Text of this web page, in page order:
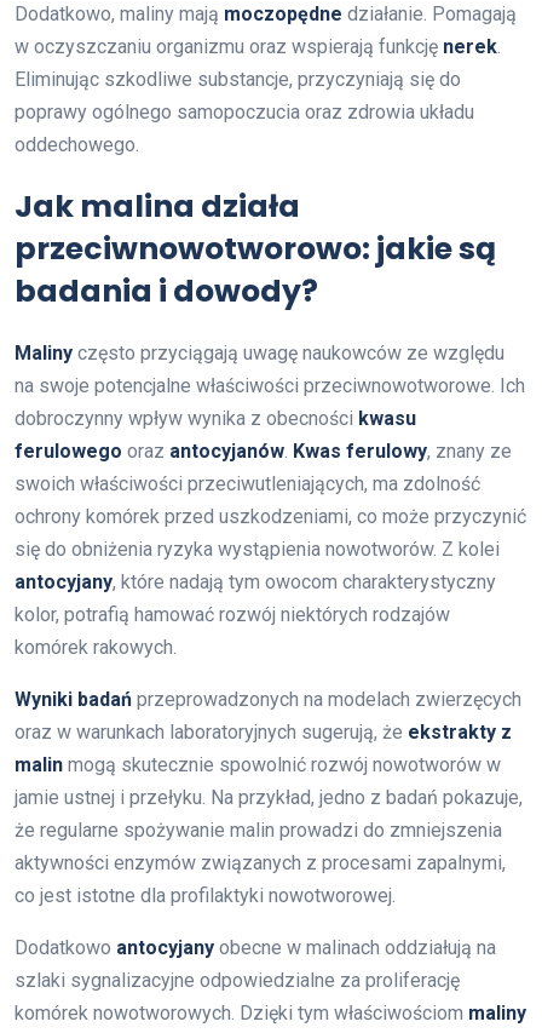
Dodatkowo, maliny mają moczopędne działanie. Pomagają
w oczyszczaniu organizmu oraz wspierają funkcję nerek.
Eliminując szkodliwe substancje, przyczyniają się do
poprawy ogólnego samopoczucia oraz zdrowia układu
oddechowego.
Jak malina działa
przeciwnowotworowo: jakie są
badania i dowody?
Maliny często przyciągają uwagę naukowców ze względu
na swoje potencjalne właściwości przeciwnowotworowe. Ich
dobroczynny wpływ wynika z obecności kwasu
ferulowego oraz antocyjanów. Kwas ferulowy, znany ze
swoich właściwości przeciwutleniających, ma zdolność
ochrony komórek przed uszkodzeniami, co może przyczynić
się do obniżenia ryzyka wystąpienia nowotworów. Z kolei
antocyjany, które nadają tym owocom charakterystyczny
kolor, potrafią hamować rozwój niektórych rodzajów
komórek rakowych.
Wyniki badań przeprowadzonych na modelach zwierzęcych
oraz w warunkach laboratoryjnych sugerują, że ekstrakty z
malin mogą skutecznie spowolnić rozwój nowotworów w
jamie ustnej i przełyku. Na przykład, jedno z badań pokazuje,
że regularne spożywanie malin prowadzi do zmniejszenia
aktywności enzymów związanych z procesami zapalnymi,
co jest istotne dla profilaktyki nowotworowej.
Dodatkowo antocyjany obecne w malinach oddziałują na
szlaki sygnalizacyjne odpowiedzialne za proliferację
komórek nowotworowych. Dzięki tym właściwościom maliny